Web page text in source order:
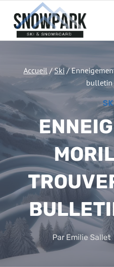
contenu
Accueil / Ski /
bulletin
Par Emilie Sallet